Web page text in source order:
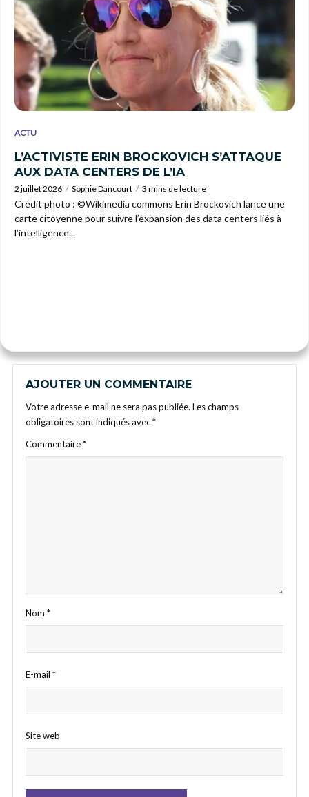
ACTU
L’ACTIVISTE ERIN BROCKOVICH S’ATTAQUE
AUX DATA CENTERS DE L’IA
2 juillet 2026 Sophie Dancourt 3 mins de lecture
Crédit photo : ©Wikimedia commons Erin Brockovich lance une
carte citoyenne pour suivre l’expansion des data centers liés à
l’intelligence...
AJOUTER UN COMMENTAIRE
Votre adresse e-mail ne sera pas publiée. Les champs
obligatoires sont indiqués avec*
Commentaire*
Nom *
E-mail *
Site web